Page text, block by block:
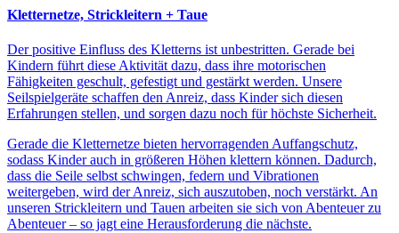
Kletternetze, Strickleitern + Taue
Der positive Einfluss des Kletterns ist unbestritten. Gerade bei
Kindern führt diese Aktivität dazu, dass ihre motorischen
Fähigkeiten geschult, gefestigt und gestärkt werden. Unsere
Seilspielgeräte schaffen den Anreiz, dass Kinder sich diesen
Erfahrungen stellen, und sorgen dazu noch für höchste Sicherheit.
Gerade die Kletternetze bieten hervorragenden Auffangschutz,
sodass Kinder auch in größeren Höhen klettern können. Dadurch,
dass die Seile selbst schwingen, federn und Vibrationen
weitergeben, wird der Anreiz, sich auszutoben, noch verstärkt. An
unseren Strickleitern und Tauen arbeiten sie sich von Abenteuer zu
Abenteuer – so jagt eine Herausforderung die nächste.